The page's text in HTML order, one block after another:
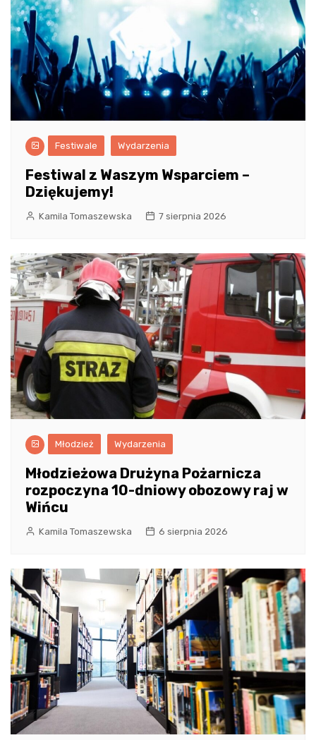
Festiwale Wydarzenia
Festiwal z Waszym Wsparciem –
Dziękujemy!
Kamila Tomaszewska 7 sierpnia 2026
Młodzież Wydarzenia
Młodzieżowa Drużyna Pożarnicza
rozpoczyna 10-dniowy obozowy raj w
Wińcu
Kamila Tomaszewska 6 sierpnia 2026